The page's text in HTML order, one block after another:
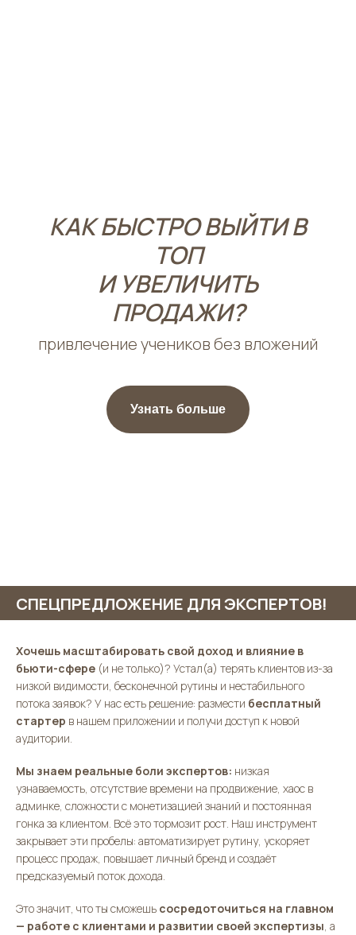
КАК БЫСТРО ВЫЙТИ В
ТОП
И УВЕЛИЧИТЬ
ПРОДАЖИ?
привлечение учеников без вложений
Узнать больше
СПЕЦПРЕДЛОЖЕНИЕ ДЛЯ ЭКСПЕРТОВ!
Хочешь масштабировать свой доход и влияние в
бьюти-сфере (и не только)? Устал(а) терять клиентов из-за
низкой видимости, бесконечной рутины и нестабильного
потока заявок? У нас есть решение: размести бесплатный
стартер в нашем приложении и получи доступ к новой
аудитории.
Мы знаем реальные боли экспертов: низкая
узнаваемость, отсутствие времени на продвижение, хаос в
админке, сложности с монетизацией знаний и постоянная
гонка за клиентом. Всё это тормозит рост. Наш инструмент
закрывает эти пробелы: автоматизирует рутину, ускоряет
процесс продаж, повышает личный бренд и создаёт
предсказуемый поток дохода.
Это значит, что ты сможешь сосредоточиться на главном
— работе с клиентами и развитии своей экспертизы, а